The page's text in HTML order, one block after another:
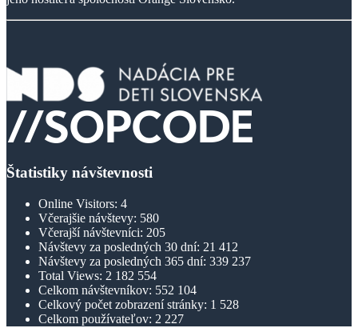
Štatistiky návštevnosti
Online Visitors: 4
Včerajšie návštevy: 580
Včerajší návštevníci: 205
Návštevy za posledných 30 dní: 21 412
Návštevy za posledných 365 dní: 339 237
Total Views: 2 182 554
Celkom návštevníkov: 552 104
Celkový počet zobrazení stránky: 1 528
Celkom používateľov: 2 227